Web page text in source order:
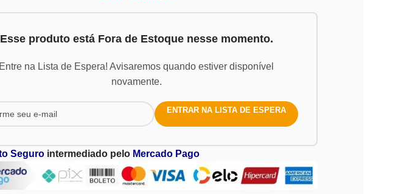
Esse produto está Fora de Estoque nesse momento.
Entre na Lista de Espera! Avisaremos quando estiver disponível
novamente.
ENTRAR NA LISTA DE ESPERA
Seguro intermediado pelo Mercado Pago